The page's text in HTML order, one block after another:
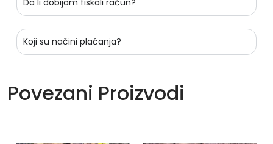
Koji su načini plaćanja?
Povezani Proizvodi